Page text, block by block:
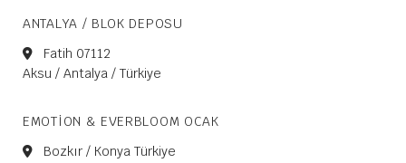
ANTALYA / BLOK DEPOSU
Fatih 07112
Aksu / Antalya / Türkiye
EMOTION & EVERBLOOM OCAK
Bozkır / Konya Türkiye